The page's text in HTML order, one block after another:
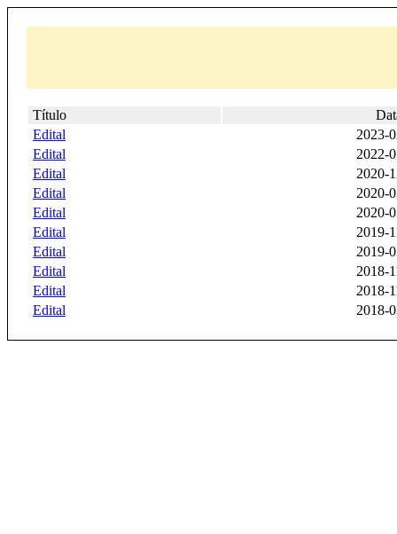
Título
Edital
2023-
Edital
2022-
Edital
2020-
Edital
2020-
Edital
2020-
Edital
2019-
Edital
2019-
Edital
2018-
Edital
2018-
Edital
2018-